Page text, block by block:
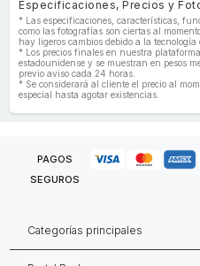
Especificaciones, Precios y
* Las especificaciones, características,
como las fotografías son ciertas al
hay ligeros cambios debido a la tecnología
* Los precios finales en nuestra
estadounidense y se muestran en pesos
previo aviso cada 24 horas.
* Se considerará al cliente el precio al
especial hasta agotar existencias.
PAGOS
SEGUROS
Categorías principales